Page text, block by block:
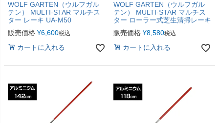
WOLF GARTEN（ウルフガル
テン） MULTI-STAR マルチス
ター レーキ UA-M50
販売価格 ¥6,600税込
カートに入れる
WOLF GARTEN（ウルフガル
テン） MULTI-STAR マルチス
ター ローラー式芝生清掃レーキ
販売価格 ¥8,580税込
カートに入れる